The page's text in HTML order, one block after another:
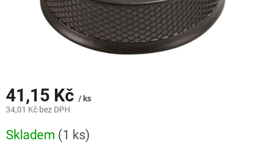
41,15 Kč / ks
34,01 Kč bez DPH
cena:
Skladem (1 ks)